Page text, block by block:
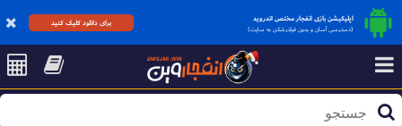
اپلیکیشن بازی انفجار مختص اندروید
(دسترسی آسان و بدون فیلترشکن به سایت)
برای دانلود کلیک کنید